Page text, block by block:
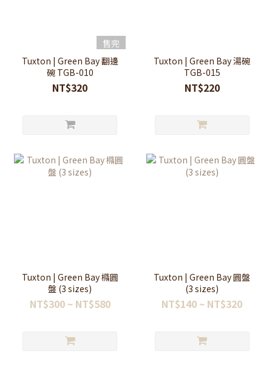
售完
Tuxton | Green Bay 翻邊
碗 TGB-010
NT$320
Tuxton | Green Bay 湯碗
TGB-015
NT$220
Tuxton | Green Bay 橢圓
盤 (3 sizes)
NT$300 ~ NT$580
Tuxton | Green Bay 圓盤
(3 sizes)
NT$140 ~ NT$320